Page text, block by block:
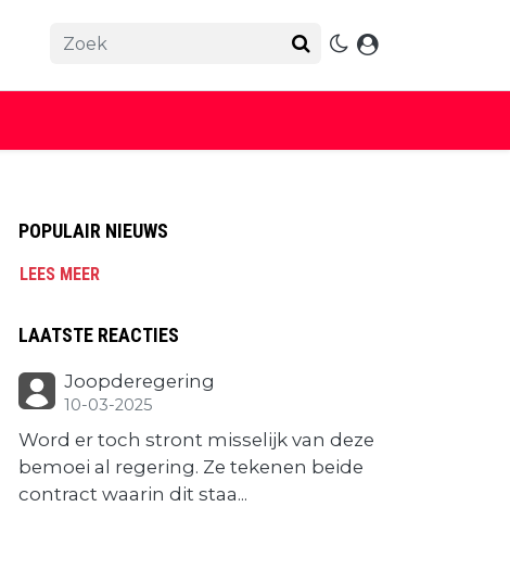
POPULAIR NIEUWS
LEES MEER
LAATSTE REACTIES
Joopderegering
10-03-2025
Word er toch stront misselijk van deze
bemoei al regering. Ze tekenen beide
contract waarin dit staa...